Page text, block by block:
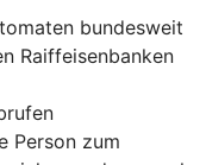
bundesweit
Raiffeisenbanken
Person zum